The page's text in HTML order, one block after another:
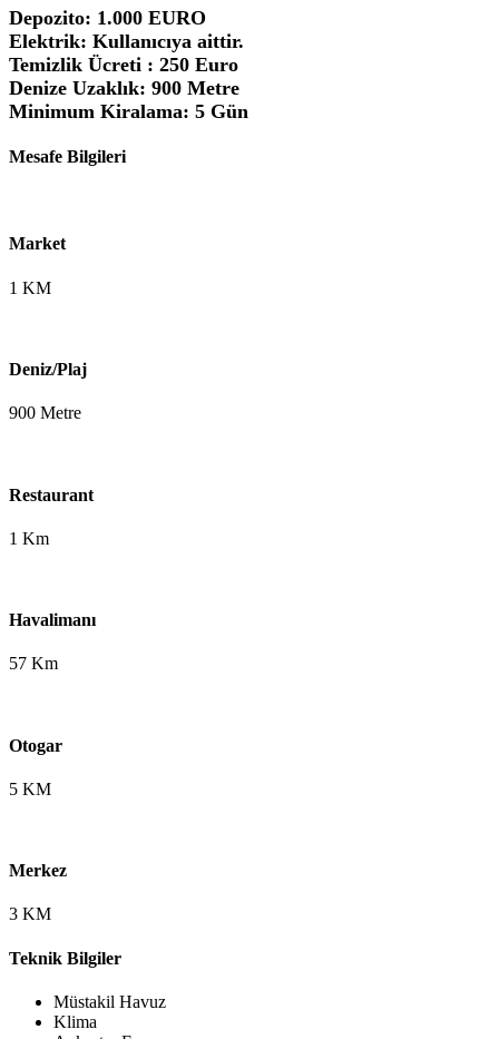
Depozito: 1.000 EURO
Elektrik: Kullanıcıya aittir.
Temizlik Ücreti : 250 Euro
Denize Uzaklık: 900 Metre
Minimum Kiralama: 5 Gün
Mesafe Bilgileri
Market
1 KM
Deniz/Plaj
900 Metre
Restaurant
1 Km
Havalimanı
57 Km
Otogar
5 KM
Merkez
3 KM
Teknik Bilgiler
Müstakil Havuz
Klima